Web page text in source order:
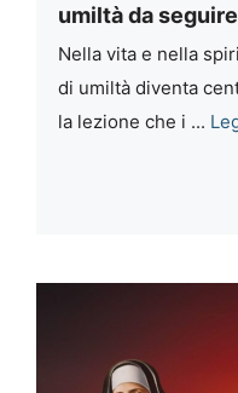
umiltà da seguire
Nella vita e nella
di umiltà diventa
la lezione che i ...